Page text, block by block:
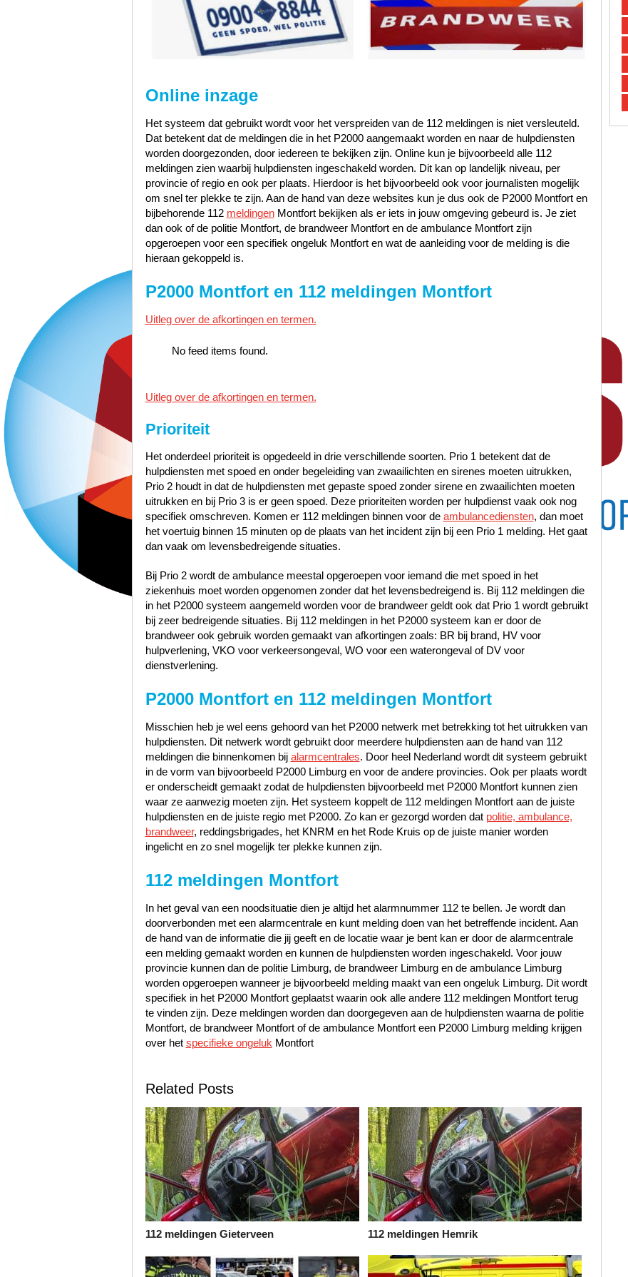
Online inzage
Het systeem dat gebruikt wordt voor het verspreiden van de 112 meldingen is niet versleuteld.
Dat betekent dat de meldingen die in het P2000 aangemaakt worden en naar de hulpdiensten
worden doorgezonden, door iedereen te bekijken zijn. Online kun je bijvoorbeeld alle 112
meldingen zien waarbij hulpdiensten ingeschakeld worden. Dit kan op landelijk niveau, per
provincie of regio en ook per plaats. Hierdoor is het bijvoorbeeld ook voor journalisten mogelijk
om snel ter plekke te zijn. Aan de hand van deze websites kun je dus ook de P2000 Montfort en
bijbehorende 112 meldingenMontfort bekijken als er iets in jouw omgeving gebeurd is. Je ziet
dan ook of de politie Montfort, de brandweer Montfort en de ambulance Montfort zijn
opgeroepen voor een specifiek ongeluk Montfort en wat de aanleiding voor de melding is die
hieraan gekoppeld is.
P2000 Montfort en 112 meldingen Montfort
Uitleg over de afkortingen en termen.
No feed items found.
Uitleg over de afkortingen en termen.
Prioriteit
Het onderdeel prioriteit is opgedeeld in drie verschillende soorten. Prio 1 betekent dat de
hulpdiensten met spoed en onder begeleiding van zwaailichten en sirenes moeten uitrukken,
Prio 2 houdt in dat de hulpdiensten met gepaste spoed zonder sirene en zwaailichten moeten
uitrukken en bij Prio 3 is er geen spoed. Deze prioriteiten worden per hulpdienst vaak ook nog
specifiek omschreven. Komen er 112 meldingen binnen voor de ambulancediensten, dan moet
het voertuig binnen 15 minuten op de plaats van het incident zijn bij een Prio 1 melding. Het gaat
dan vaak om levensbedreigende situaties.
Bij Prio 2 wordt de ambulance meestal opgeroepen voor iemand die met spoed in het
ziekenhuis moet worden opgenomen zonder dat het levensbedreigend is. Bij 112 meldingen die
in het P2000 systeem aangemeld worden voor de brandweer geldt ook dat Prio 1 wordt gebruikt
bij zeer bedreigende situaties. Bij 112 meldingen in het P2000 systeem kan er door de
brandweer ook gebruik worden gemaakt van afkortingen zoals: BR bij brand, HV voor
hulpverlening, VKO voor verkeersongeval, WO voor een waterongeval of DV voor
dienstverlening.
P2000 Montfort en 112 meldingen Montfort
Misschien heb je wel eens gehoord van het P2000 netwerk met betrekking tot het uitrukken van
hulpdiensten. Dit netwerk wordt gebruikt door meerdere hulpdiensten aan de hand van 112
meldingen die binnenkomen bij alarmcentrales. Door heel Nederland wordt dit systeem gebruikt
in de vorm van bijvoorbeeld P2000 Limburg en voor de andere provincies. Ook per plaats wordt
er onderscheidt gemaakt zodat de hulpdiensten bijvoorbeeld met P2000 Montfort kunnen zien
waar ze aanwezig moeten zijn. Het systeem koppelt de 112 meldingen Montfort aan de juiste
hulpdiensten en de juiste regio met P2000. Zo kan er gezorgd worden dat politie, ambulance,
brandweer, reddingsbrigades, het KNRM en het Rode Kruis op de juiste manier worden
ingelicht en zo snel mogelijk ter plekke kunnen zijn.
112 meldingen Montfort
In het geval van een noodsituatie dien je altijd het alarmnummer 112 te bellen. Je wordt dan
doorverbonden met een alarmcentrale en kunt melding doen van het betreffende incident. Aan
de hand van de informatie die jij geeft en de locatie waar je bent kan er door de alarmcentrale
een melding gemaakt worden en kunnen de hulpdiensten worden ingeschakeld. Voor jouw
provincie kunnen dan de politie Limburg, de brandweer Limburg en de ambulance Limburg
worden opgeroepen wanneer je bijvoorbeeld melding maakt van een ongeluk Limburg. Dit wordt
specifiek in het P2000 Montfort geplaatst waarin ook alle andere 112 meldingen Montfort terug
te vinden zijn. Deze meldingen worden dan doorgegeven aan de hulpdiensten waarna de politie
Montfort, de brandweer Montfort of de ambulance Montfort een P2000 Limburg melding krijgen
over het specifieke ongeluk Montfort
Related Posts
112 meldingen Gieterveen 112 meldingen Hemrik